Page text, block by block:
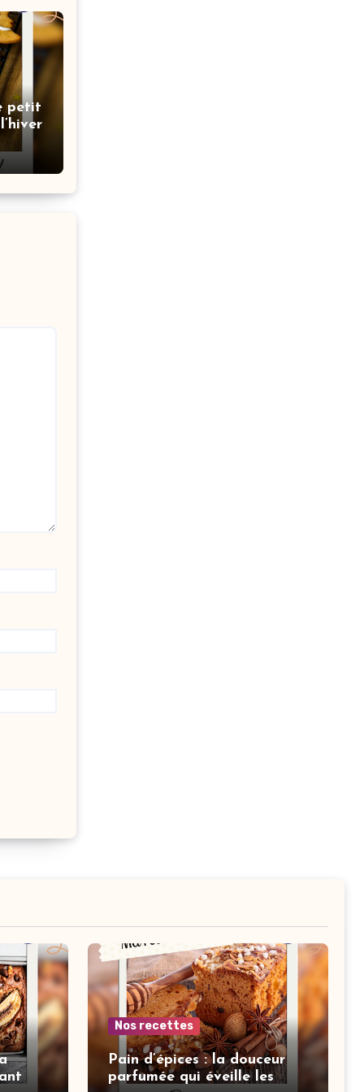
petit
Nos recettes
Pain d’épices : la douceur
parfumée qui éveille les